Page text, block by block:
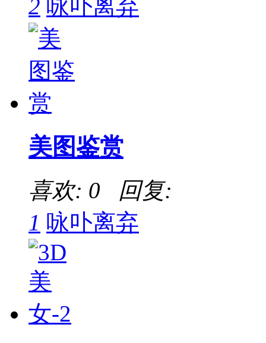
2 咏卟离弃
美图鉴赏
喜欢: 0 回复:
1 咏卟离弃